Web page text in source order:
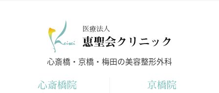
医療法人
心斎橋・京橋・梅田の美容整形外科
心斎橋院 京橋院